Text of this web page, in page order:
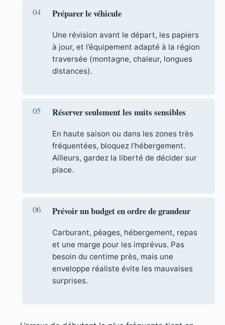
Préparer le véhicule
Une révision avant le départ, les papiers
à jour, et l’équipement adapté à la région
traversée (montagne, chaleur, longues
distances).
Réserver seulement les nuits sensibles
En haute saison ou dans les zones très
fréquentées, bloquez l’hébergement.
Ailleurs, gardez la liberté de décider sur
place.
Prévoir un budget en ordre de grandeur
Carburant, péages, hébergement, repas
et une marge pour les imprévus. Pas
besoin du centime près, mais une
enveloppe réaliste évite les mauvaises
surprises.